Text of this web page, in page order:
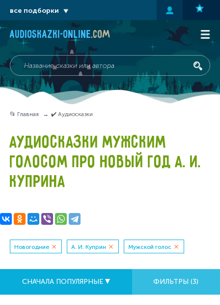
audioskazki-online.com
📂 Главная ✔️ Аудиосказки
АУДИОСКАЗКИ МУЖСКИМ
ГОЛОСОМ ПРО НОВЫЙ ГОД А. И.
КУПРИНА
Новогодние А. И. Куприн Мужской голос
СНАЧАЛА ПОПУЛЯРНЫЕ ФИЛЬТРЫ (3)
все подборки